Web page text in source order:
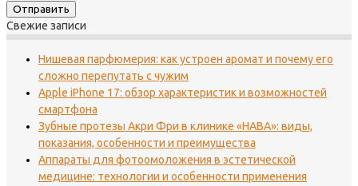
Свежие записи
Нишевая парфюмерия: как устроен аромат и почему его
сложно перепутать с чужим
Apple iPhone 17: обзор характеристик и возможностей
смартфона
Зубные протезы Акри Фри в клинике «НАВА»: виды,
показания, особенности и преимущества
Аппараты для фотоомоложения в эстетической
медицине: технологии и особенности применения